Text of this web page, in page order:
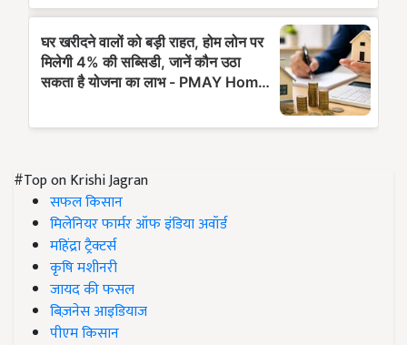
#Top on Krishi Jagran
सफल किसान
मिलेनियर फार्मर ऑफ इंडिया अवॉर्ड
महिंद्रा ट्रैक्टर्स
कृषि मशीनरी
जायद की फसल
बिज़नेस आइडियाज
पीएम किसान